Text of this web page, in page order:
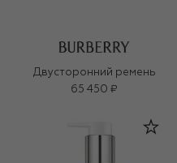
Двусторонний ремень
65 450 ₽